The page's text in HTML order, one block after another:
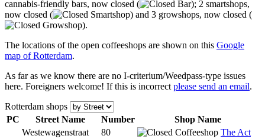
cannabis-friendly bars, now closed (
); 2 smartshops,
now closed (
) and 3 growshops, now closed (
).
The locations of the open coffeeshops are shown on this Google
map of Rotterdam.
As far as we know there are no I-criterium/Weedpass-type issues
here. Foreigners welcome! If this is incorrect please send an email.
Rotterdam shops
PC
Street Name Number Shop Name
Westewagenstraat 80
The Act